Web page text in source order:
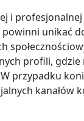
i
unikać
profili, gdzie
przypadku
kanałów